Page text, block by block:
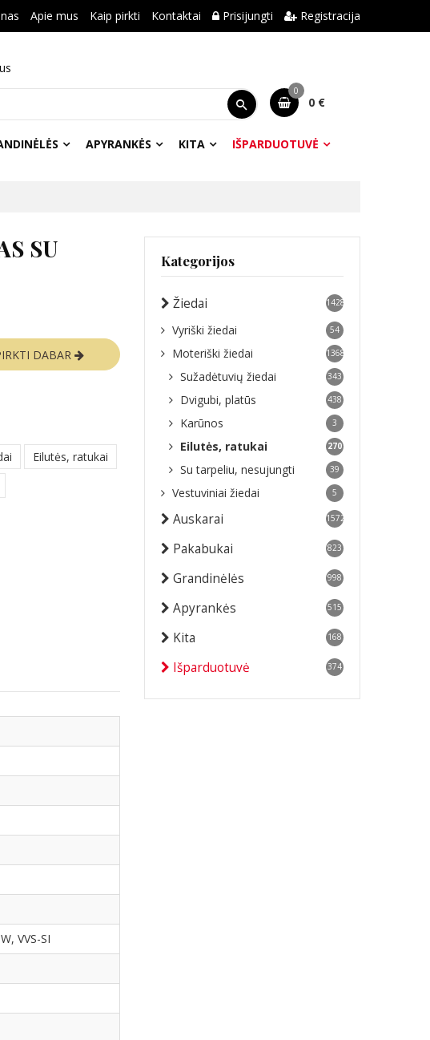
Apie mus Kaip pirkti Kontaktai Prisijungti Registracija
0
0 €
APYRANKĖS KITA IŠPARDUOTUVĖ
SU
DABAR
Eilutės, ratukai
VVS-SI
Kategorijos
Žiedai 1428
Vyriški žiedai 54
Moteriški žiedai 1368
Sužadėtuvių žiedai 343
Dvigubi, platūs 438
Karūnos 3
Eilutės, ratukai 270
Su tarpeliu, nesujungti 39
Vestuviniai žiedai 5
Auskarai 1572
Pakabukai 823
Grandinėlės 998
Apyrankės 515
Kita 168
Išparduotuvė 374